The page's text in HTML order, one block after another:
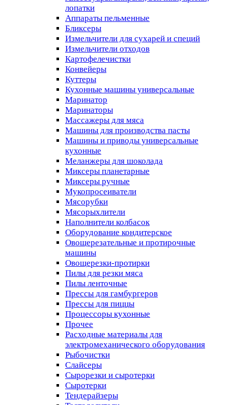
лопатки
Аппараты пельменные
Бликсеры
Измельчители для сухарей и специй
Измельчители отходов
Картофелечистки
Конвейеры
Куттеры
Кухонные машины универсальные
Маринатор
Маринаторы
Массажеры для мяса
Машины для производства пасты
Машины и приводы универсальные
кухонные
Меланжеры для шоколада
Миксеры планетарные
Миксеры ручные
Мукопросеиватели
Мясорубки
Мясорыхлители
Наполнители колбасок
Оборудование кондитерское
Овощерезательные и протирочные
машины
Овощерезки-протирки
Пилы для резки мяса
Пилы ленточные
Прессы для гамбургеров
Прессы для пиццы
Процессоры кухонные
Прочее
Расходные материалы для
электромеханического оборудования
Рыбочистки
Слайсеры
Сырорезки и сыротерки
Сыротерки
Тендерайзеры